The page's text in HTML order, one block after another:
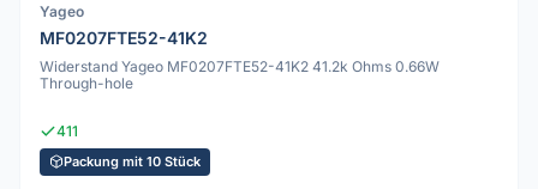
Yageo
MF0207FTE52-41K2
Widerstand Yageo MF0207FTE52-41K2 41.2k Ohms 0.66W
Through-hole
411
Packung mit 10 Stück